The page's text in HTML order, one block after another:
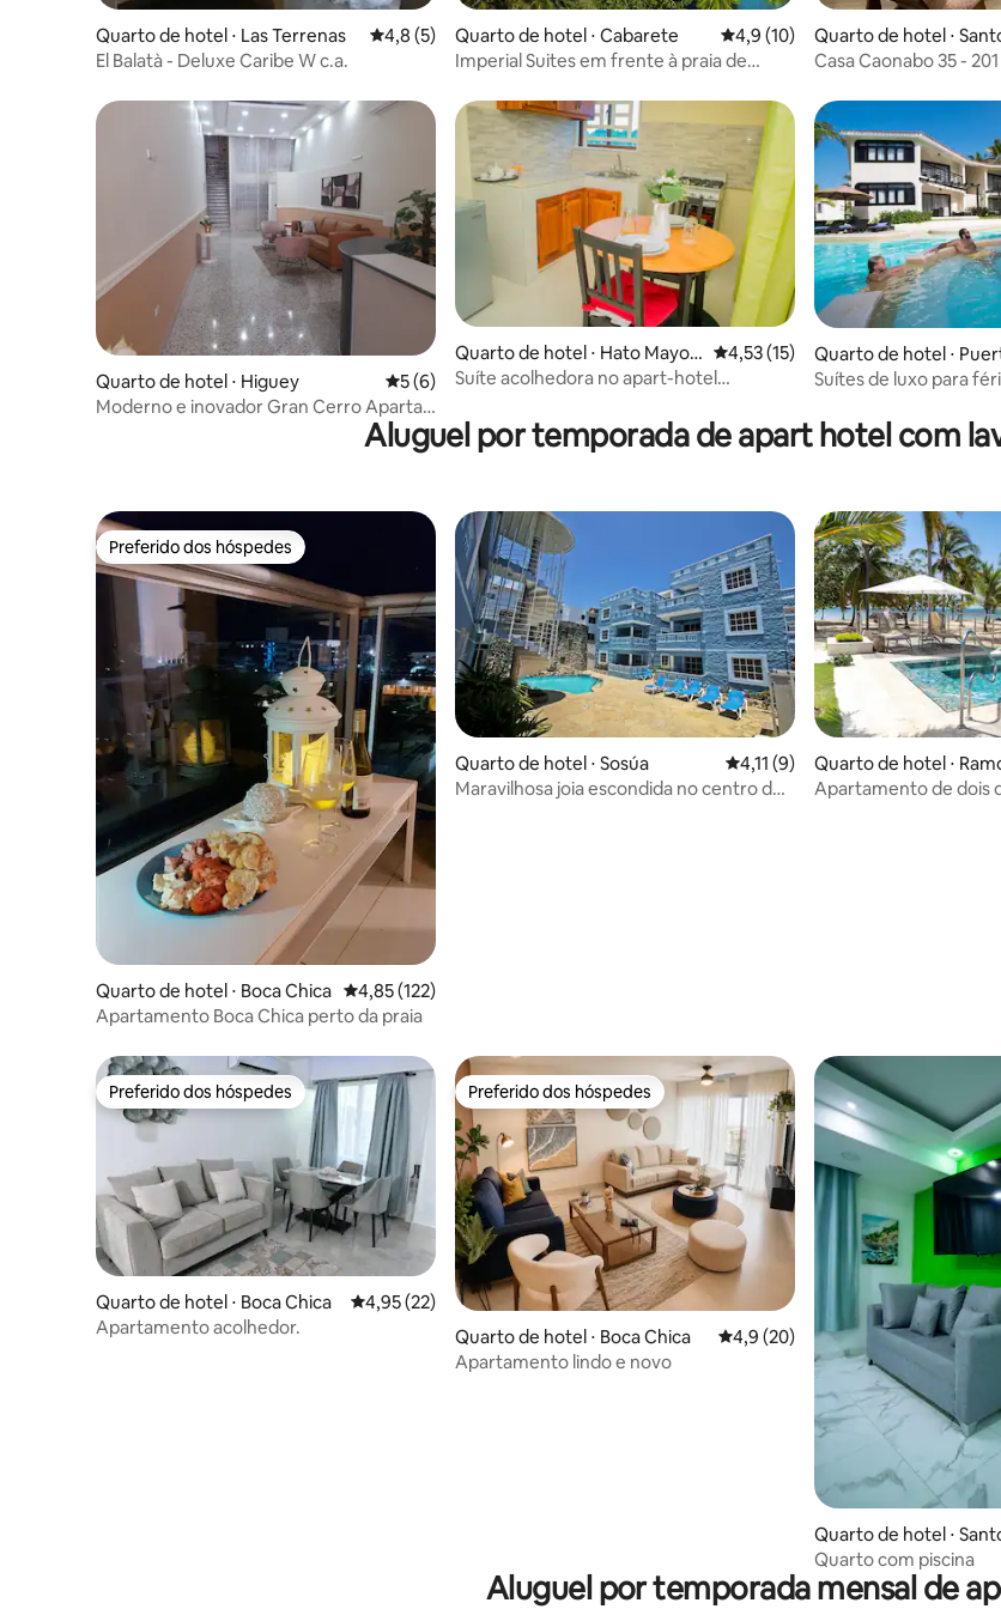
Quarto de hotel ⋅ Las Terrenas 4,8 de uma avaliação média de 5, 5 avaliações
4,8 (5)
El Balatà - Deluxe Caribe W c.a.
Quarto de hotel ⋅ Cabarete 4,9 de uma avaliação média de 5,
4,9 (10)
Imperial Suites em frente à praia de
Quarto de hotel ⋅
go
Casa Caonabo 35 - 201
Quarto de hotel ⋅ Higuey 5 de uma avaliação média de 5, 6 avaliações
5 (6)
Moderno e inovador Gran Cerro Aparta
Quarto de hotel ⋅ Hato Mayor
del Rey
4,53 de uma avaliação média de 5,
4,53 (15)
Suíte acolhedora no apart-hotel
Quarto de hotel ⋅
Suítes de luxo para
Aluguel por temporada de apart hotel com
Preferido dos hóspedes
Preferido dos hóspedes
Quarto de hotel ⋅ Boca Chica 4,85 de uma avaliação média de 5, 122 avaliações
4,85 (122)
Apartamento Boca Chica perto da praia
Quarto de hotel ⋅ Sosúa 4,11 de uma avaliação média de
4,11 (9)
Maravilhosa joia escondida no centro de
Quarto de hotel ⋅
ana
Apartamento de dois
Preferido dos hóspedes
Preferido dos hóspedes
Quarto de hotel ⋅ Boca Chica 4,95 de uma avaliação média de 5, 22 avaliações
4,95 (22)
Apartamento acolhedor.
Preferido dos hóspedes
Preferido dos hóspedes
Quarto de hotel ⋅ Boca Chica 4,9 de uma avaliação média de 5,
4,9 (20)
Apartamento lindo e novo
Quarto de hotel ⋅
Quarto com piscina
Aluguel por temporada mensal de